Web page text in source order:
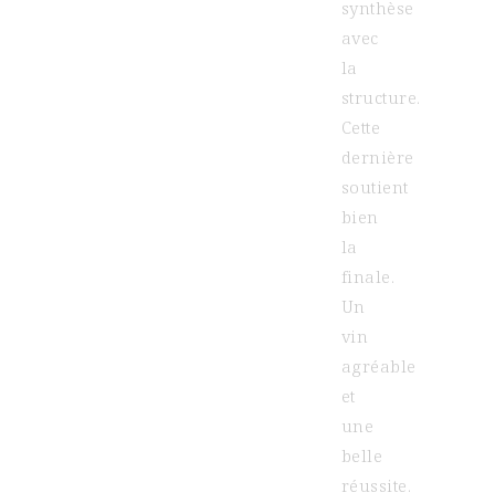
synthèse
avec
la
structure.
Cette
dernière
soutient
bien
la
finale.
Un
vin
agréable
et
une
belle
réussite.